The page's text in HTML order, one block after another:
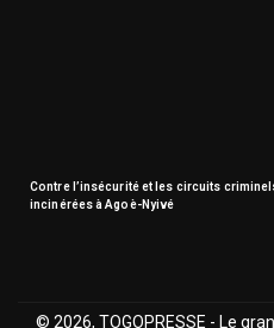
Contre l’insécurité et les circuits
incinérées à Agoè-Nyivé
© 2026, TOGOPRESSE - Le